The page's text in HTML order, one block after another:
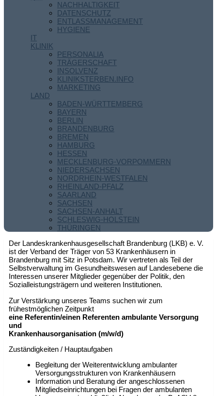
NACHHALTIGKEIT
DATENSCHUTZ
ENTLASSMANAGEMENT
HYGIENE
IT
KLINIK
PERSONALIA
TRÄGERSCHAFT
INSOLVENZ
KLINIKSTERBEN.INFO
MARKETING
LAND
BADEN-WÜRTTEMBERG
BAYERN
BERLIN
BRANDENBURG
BREMEN
HAMBURG
HESSEN
MECKLENBURG-VORPOMMERN
NIEDERSACHSEN
NORDRHEIN-WESTFALEN
RHEINLAND-PFALZ
SAARLAND
SACHSEN
SACHSEN-ANHALT
SCHLESWIG-HOLSTEIN
THÜRINGEN
Der Landeskrankenhausgesellschaft Brandenburg (LKB) e. V.
ist der Verband der Träger von 53 Krankenhäusern in
Brandenburg mit Sitz in Potsdam. Wir vertreten als Teil der
Selbstverwaltung im Gesundheitswesen auf Landesebene die
Interessen unserer Mitglieder gegenüber der Politik, den
Sozialleistungsträgern und weiteren Institutionen.
Zur Verstärkung unseres Teams suchen wir zum
frühestmöglichen Zeitpunkt
eine Referentin/einen Referenten ambulante Versorgung
und
Krankenhausorganisation (m/w/d)
Zuständigkeiten / Hauptaufgaben
Begleitung der Weiterentwicklung ambulanter
Versorgungsstrukturen von Krankenhäusern
Information und Beratung der angeschlossenen
Mitgliedseinrichtungen bei Fragen der ambulanten